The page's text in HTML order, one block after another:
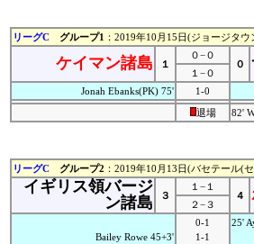
リーグC グループ1 ：2019年10月15日(ジョージタウ
ケイマン諸島 １
０−０
０
１−０
Jonah Ebanks(PK) 75'
1-0
退場
82'
リーグC グループ2 ：2019年10月13日(バセテール(
イギリス領バージ
ン諸島
３
１−１
４
２−３
Bailey Rowe 45+3'
0-1
1-1
25'